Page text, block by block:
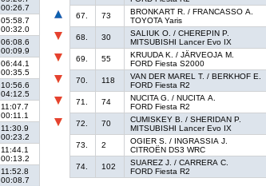
00:26.7
05:58.7
00:32.0
06:08.6
00:09.9
06:44.1
00:35.5
10:56.6
04:12.5
11:07.7
00:11.1
11:30.9
00:23.2
11:44.1
00:13.2
11:52.8
00:08.7
67.
73
BRONKART R. / FRANCASSO A.
TOYOTA Yaris
68.
30
SALIUK O. / CHEREPIN P.
MITSUBISHI Lancer Evo IX
69.
55
KRUUDA K. / JÄRVEOJA M.
FORD Fiesta S2000
70.
118
VAN DER MAREL T. / BERKHOF E.
FORD Fiesta R2
71.
74
NUCITA G. / NUCITA A.
FORD Fiesta R2
72.
70
CUMISKEY B. / SHERIDAN P.
MITSUBISHI Lancer Evo IX
73.
2
OGIER S. / INGRASSIA J.
CITROËN DS3 WRC
74.
102
SUAREZ J. / CARRERA C.
FORD Fiesta R2